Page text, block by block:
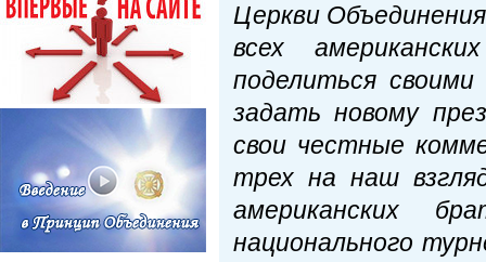
Церкви
всех
поделиться
задать новому
свои честные
трех на наш
американских
национального